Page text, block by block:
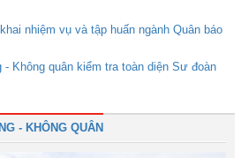
nhiệm vụ và tập huấn ngành Quân báo
- Không quân kiểm tra toàn diện Sư đoàn
- KHÔNG QUÂN